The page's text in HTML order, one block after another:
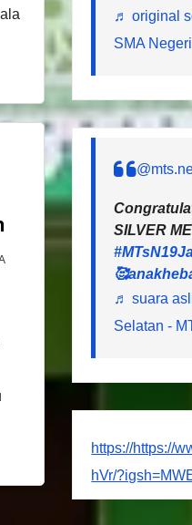
♬ original
SMA
SILVER
♬ suara
Selatan -
https://https://
hVr/